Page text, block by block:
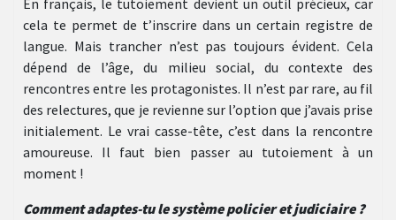
En français, le tutoiement devient un outil précieux, car
cela te permet de t’inscrire dans un certain registre de
langue. Mais trancher n’est pas toujours évident. Cela
dépend de l’âge, du milieu social, du contexte des
rencontres entre les protagonistes. Il n’est par rare, au fil
des relectures, que je revienne sur l’option que j’avais prise
initialement. Le vrai casse-tête, c’est dans la rencontre
amoureuse. Il faut bien passer au tutoiement à un
moment !
Comment adaptes-tu le système policier et judiciaire ?